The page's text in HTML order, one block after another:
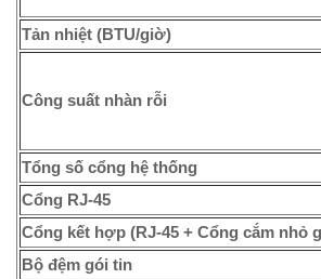
Tản nhiệt (BTU/giờ)
Công suất nhàn rỗi
Tổng số cổng hệ thống
Cổng RJ-45
Cổng kết hợp (RJ-45 + Cổng cắm nhỏ
Bộ đệm gói tin